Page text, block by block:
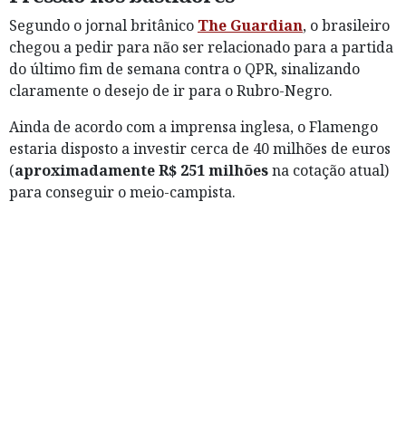
Segundo o jornal britânico The Guardian, o brasileiro
chegou a pedir para não ser relacionado para a partida
do último fim de semana contra o QPR, sinalizando
claramente o desejo de ir para o Rubro-Negro.
Ainda de acordo com a imprensa inglesa, o Flamengo
estaria disposto a investir cerca de 40 milhões de euros
(aproximadamente R$ 251 milhõesna cotação atual)
para conseguir o meio-campista.